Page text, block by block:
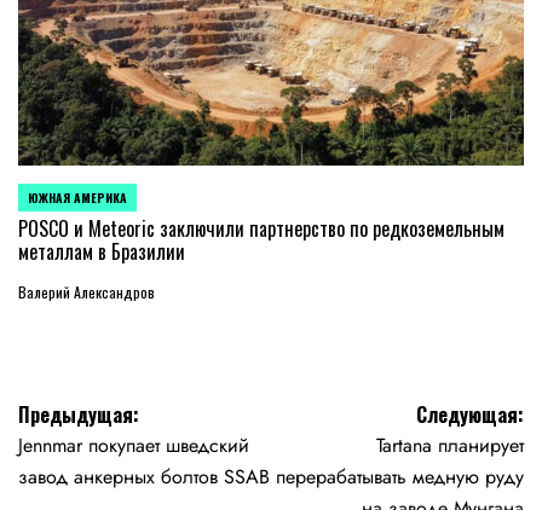
ОПУБЛИКОВАНО
В
ЮЖНАЯ АМЕРИКА
POSCO и Meteoric заключили партнерство по редкоземельным
металлам в Бразилии
Валерий Александров
Навигация
по
Предыдущая:
Jennmar покупает шведский
завод анкерных болтов SSAB
Следующая:
Tartana планирует
перерабатывать медную руду